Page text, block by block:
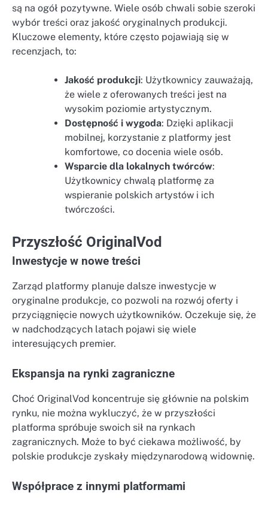
są na ogół pozytywne. Wiele osób chwali sobie szeroki
wybór treści oraz jakość oryginalnych produkcji.
Kluczowe elementy, które często pojawiają się w
recenzjach, to:
Jakość produkcji: Użytkownicy zauważają,
że wiele z oferowanych treści jest na
wysokim poziomie artystycznym.
Dostępność i wygoda: Dzięki aplikacji
mobilnej, korzystanie z platformy jest
komfortowe, co docenia wiele osób.
Wsparcie dla lokalnych twórców:
Użytkownicy chwalą platformę za
wspieranie polskich artystów i ich
twórczości.
Przyszłość OriginalVod
Inwestycje w nowe treści
Zarząd platformy planuje dalsze inwestycje w
oryginalne produkcje, co pozwoli na rozwój oferty i
przyciągnięcie nowych użytkowników. Oczekuje się, że
w nadchodzących latach pojawi się wiele
interesujących premier.
Ekspansja na rynki zagraniczne
Choć OriginalVod koncentruje się głównie na polskim
rynku, nie można wykluczyć, że w przyszłości
platforma spróbuje swoich sił na rynkach
zagranicznych. Może to być ciekawa możliwość, by
polskie produkcje zyskały międzynarodową widownię.
Współprace z innymi platformami